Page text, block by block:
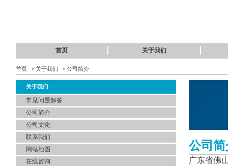
首页 关于我们
首页 > 关于我们 > 公司简介
关于我们
常见问题解答
公司简介
公司文化
联系我们
网站地图
在线咨询
公司简
广东省佛